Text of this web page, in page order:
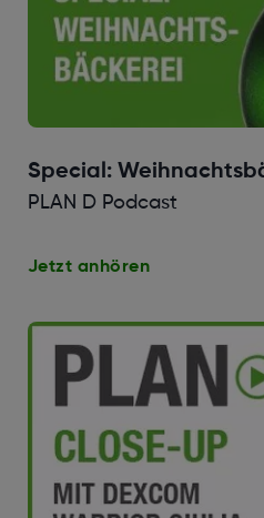
Special:
PLAN D Podcast
Jetzt anhören